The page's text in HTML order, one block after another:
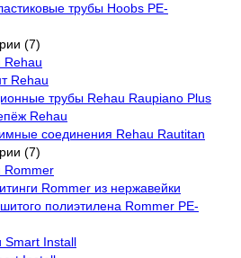
трубы Hoobs PE-
(7)
Rehau
Rehau
трубы Rehau Raupiano Plus
Rehau
соединения Rehau Rautitan
(7)
Rommer
Rommer из нержавейки
полиэтилена Rommer PE-
Smart Install